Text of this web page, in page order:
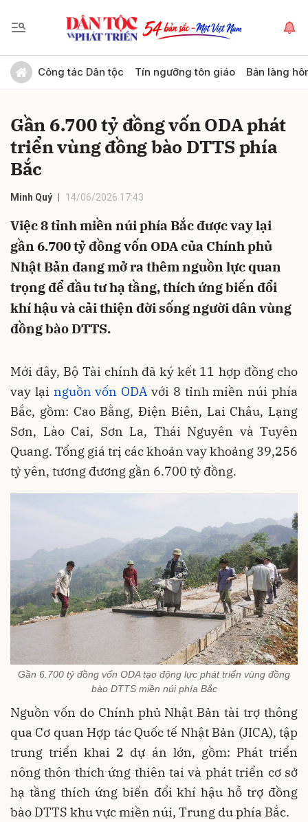
Công tác Dân tộc Tín ngưỡng tôn giáo Bản làng
Gần 6.700 tỷ đồng vốn ODA phát
triển vùng đồng bào DTTS phía
Bắc
Minh Quý 14/06/2026 17:43
Việc 8 tỉnh miền núi phía Bắc được vay lại
gần 6.700 tỷ đồng vốn ODA của Chính phủ
Nhật Bản đang mở ra thêm nguồn lực quan
trọng để đầu tư hạ tầng, thích ứng biến đổi
khí hậu và cải thiện đời sống người dân vùng
đồng bào DTTS.
Mới đây, Bộ Tài chính đã ký kết 11 hợp đồng cho
vay lại nguồn vốn ODA với 8 tỉnh miền núi phía
Bắc, gồm: Cao Bằng, Điện Biên, Lai Châu, Lạng
Sơn, Lào Cai, Sơn La, Thái Nguyên và Tuyên
Quang. Tổng giá trị các khoản vay khoảng 39,256
tỷ yên, tương đương gần 6.700 tỷ đồng.
Gần 6.700 tỷ đồng vốn ODA tạo động lực phát triển vùng đồng
bào DTTS miền núi phía Bắc
Nguồn vốn do Chính phủ Nhật Bản tài trợ thông
qua Cơ quan Hợp tác Quốc tế Nhật Bản (JICA), tập
trung triển khai 2 dự án lớn, gồm: Phát triển
nông thôn thích ứng thiên tai và phát triển cơ sở
hạ tầng thích ứng biến đổi khí hậu hỗ trợ đồng
bào DTTS khu vực miền núi, Trung du phía Bắc.
Gửi bình luận